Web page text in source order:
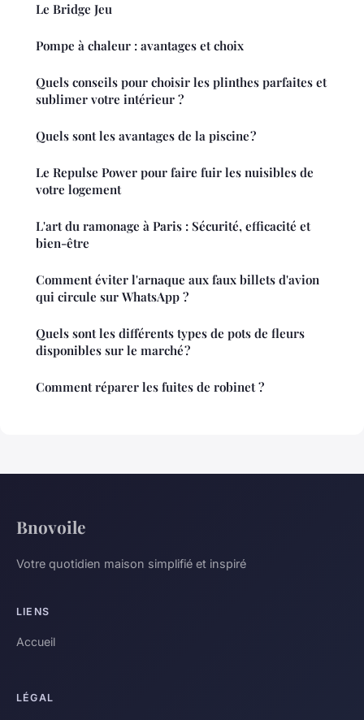
Le Bridge Jeu
Pompe à chaleur : avantages et choix
Quels conseils pour choisir les plinthes parfaites et
sublimer votre intérieur ?
Quels sont les avantages de la piscine ?
Le Repulse Power pour faire fuir les nuisibles de
votre logement
L'art du ramonage à Paris : Sécurité, efficacité et
bien-être
Comment éviter l'arnaque aux faux billets d'avion
qui circule sur WhatsApp ?
Quels sont les différents types de pots de fleurs
disponibles sur le marché ?
Comment réparer les fuites de robinet ?
Bnovoile
Votre quotidien maison simplifié et inspiré
LIENS
Accueil
LÉGAL